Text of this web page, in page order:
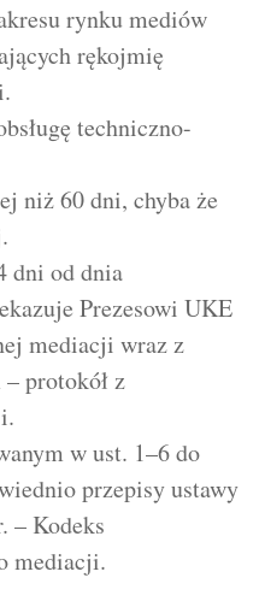
rynku mediów
rękojmię
techniczno-
niż 60 dni, chyba że
dni od dnia
Prezesowi UKE
mediacji wraz z
protokół z
w ust. 1–6 do
przepisy ustawy
– Kodeks
mediacji.